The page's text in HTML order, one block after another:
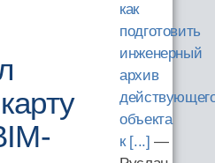
как
подготовить
инженерный
архив
объекта
к [...] —